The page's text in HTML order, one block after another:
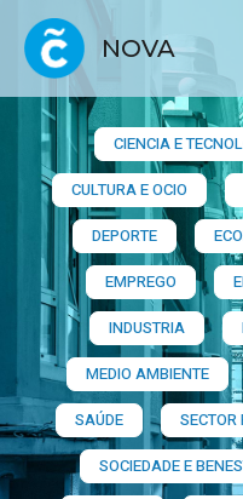
NOVA
CIENCIA E
CULTURA E OCIO
DEPORTE
EMPREGO
INDUSTRIA
MEDIO AMBIENTE
SAÚDE
SECTOR
SOCIEDADE E